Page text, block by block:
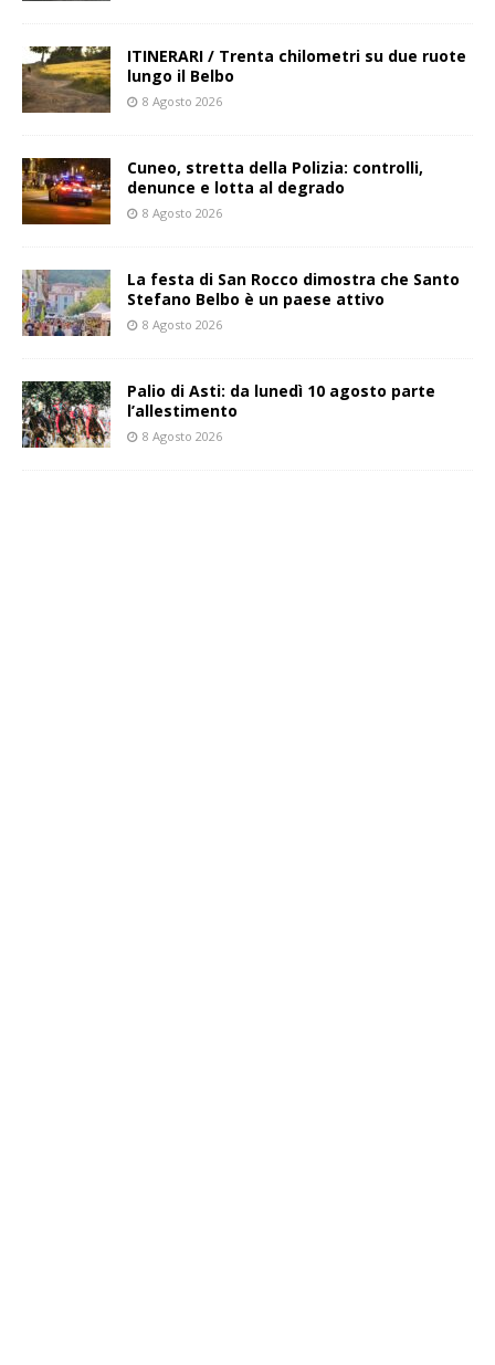
ITINERARI / Trenta chilometri su due ruote
lungo il Belbo
8 Agosto 2026
Cuneo, stretta della Polizia: controlli,
denunce e lotta al degrado
8 Agosto 2026
La festa di San Rocco dimostra che Santo
Stefano Belbo è un paese attivo
8 Agosto 2026
Palio di Asti: da lunedì 10 agosto parte
l’allestimento
8 Agosto 2026